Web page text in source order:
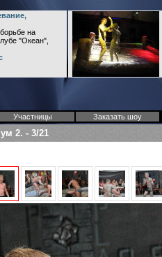
на
"Океан",
Участницы Заказать шоу
2. - 3/21